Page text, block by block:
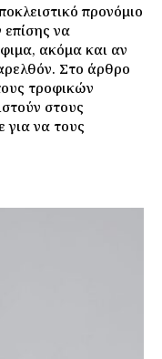
προνόμιο
επίσης να
ακόμα και αν
Στο άρθρο
τροφικών
στους
για να τους